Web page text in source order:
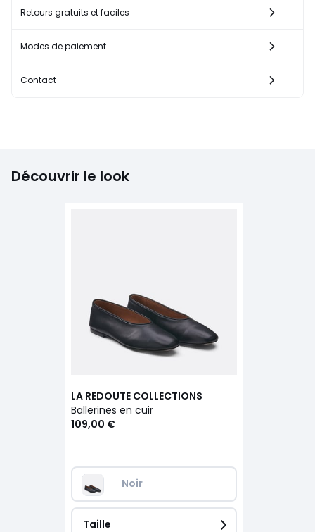
Retours gratuits et faciles
Modes de paiement
Contact
Découvrir le look
LA REDOUTE COLLECTIONS
Ballerines en cuir
109,00 €
Noir
Taille